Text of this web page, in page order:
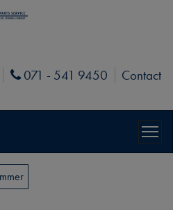
Phone
071 - 541 9450
Contact